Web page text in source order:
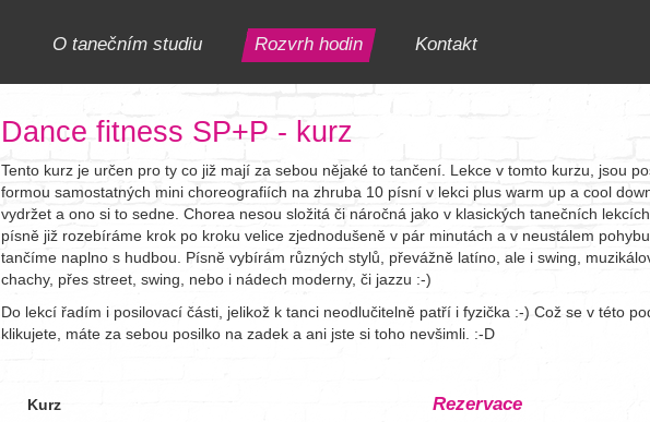
O tanečním studiu Rozvrh hodin Kontakt
Dance fitness SP+P - kurz
Tento kurz je určen pro ty co již mají za sebou nějaké to tančení. Lekce v tomto kurzu, jsou
formou samostatných mini choreografiích na zhruba 10 písní v lekci plus warm up a cool
vydržet a ono si to sedne. Chorea nesou složitá či náročná jako v klasických tanečních
písně již rozebíráme krok po kroku velice zjednodušeně v pár minutách a v neustálem
tančíme naplno s hudbou. Písně vybírám různých stylů, převážně latíno, ale i swing,
chachy, přes street, swing, nebo i nádech moderny, či jazzu :-)
Do lekcí řadím i posilovací části, jelikož k tanci neodlučitelně patří i fyzička :-) Což se v této
klikujete, máte za sebou posilko na zadek a ani jste si toho nevšimli. :-D
Kurz
Rezervace